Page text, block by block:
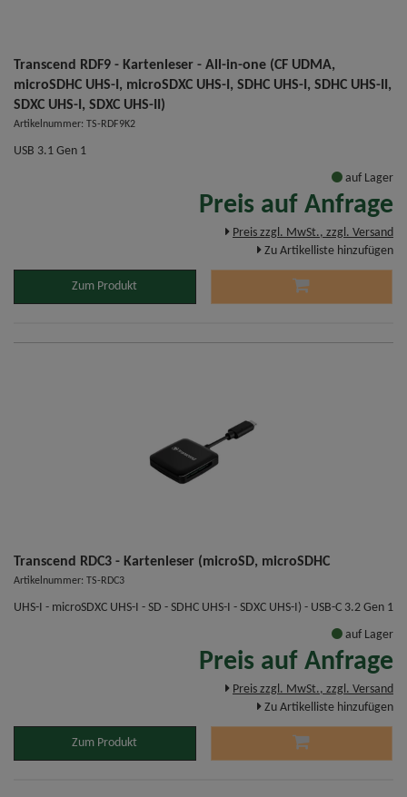
Transcend RDF9 - Kartenleser - All-in-one (CF UDMA,
microSDHC UHS-I, microSDXC UHS-I, SDHC UHS-I, SDHC UHS-II,
SDXC UHS-I, SDXC UHS-II)
Artikelnummer: TS-RDF9K2
USB 3.1 Gen 1
auf Lager
Preis auf Anfrage
Preis zzgl. MwSt., zzgl. Versand
Zu Artikelliste hinzufügen
Zum Produkt
Transcend RDC3 - Kartenleser (microSD, microSDHC
Artikelnummer: TS-RDC3
UHS-I - microSDXC UHS-I - SD - SDHC UHS-I - SDXC UHS-I) - USB-C 3.2 Gen 1
auf Lager
Preis auf Anfrage
Preis zzgl. MwSt., zzgl. Versand
Zu Artikelliste hinzufügen
Zum Produkt